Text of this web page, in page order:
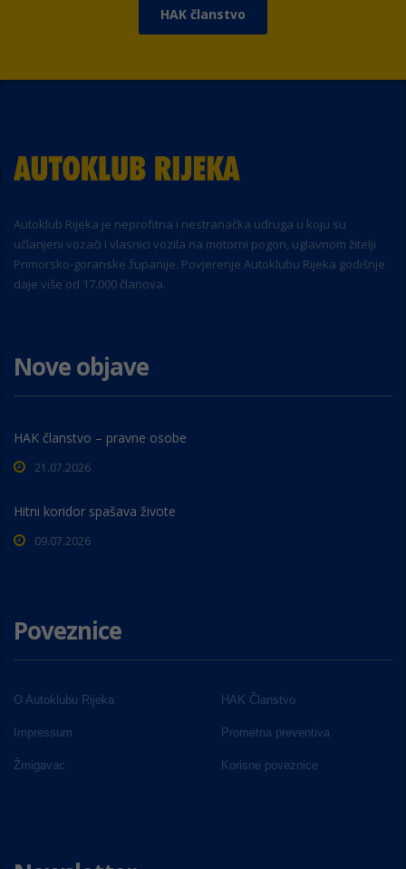
HAK članstvo
Autoklub Rijeka je neprofitna i nestranačka udruga u koju su
učlanjeni vozači i vlasnici vozila na motorni pogon, uglavnom žitelji
Primorsko-goranske županije. Povjerenje Autoklubu Rijeka godišnje
daje više od 17.000 članova.
Nove objave
HAK članstvo – pravne osobe
21.07.2026
Hitni koridor spašava živote
09.07.2026
Poveznice
O Autoklubu Rijeka HAK Članstvo
Impressum Prometna preventiva
Žmigavac Korisne poveznice